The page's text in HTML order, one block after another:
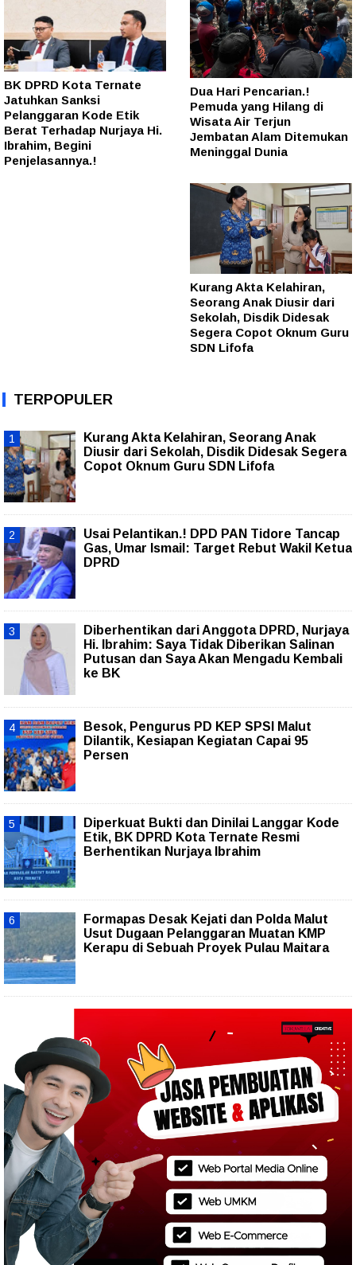
BK DPRD Kota Ternate
Jatuhkan Sanksi
Pelanggaran Kode Etik
Berat Terhadap Nurjaya Hi.
Ibrahim, Begini
Penjelasannya.!
Dua Hari Pencarian.!
Pemuda yang Hilang di
Wisata Air Terjun
Jembatan Alam Ditemukan
Meninggal Dunia
Kurang Akta Kelahiran,
Seorang Anak Diusir dari
Sekolah, Disdik Didesak
Segera Copot Oknum Guru
SDN Lifofa
TERPOPULER
Kurang Akta Kelahiran, Seorang Anak
Diusir dari Sekolah, Disdik Didesak Segera
Copot Oknum Guru SDN Lifofa
Usai Pelantikan.! DPD PAN Tidore Tancap
Gas, Umar Ismail: Target Rebut Wakil Ketua
DPRD
Diberhentikan dari Anggota DPRD, Nurjaya
Hi. Ibrahim: Saya Tidak Diberikan Salinan
Putusan dan Saya Akan Mengadu Kembali
ke BK
Besok, Pengurus PD KEP SPSI Malut
Dilantik, Kesiapan Kegiatan Capai 95
Persen
Diperkuat Bukti dan Dinilai Langgar Kode
Etik, BK DPRD Kota Ternate Resmi
Berhentikan Nurjaya Ibrahim
Formapas Desak Kejati dan Polda Malut
Usut Dugaan Pelanggaran Muatan KMP
Kerapu di Sebuah Proyek Pulau Maitara